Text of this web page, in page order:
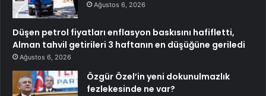
Ağustos 6, 2026
Düşen petrol fiyatları enflasyon baskısını hafifletti,
Alman tahvil getirileri 3 haftanın en düşüğüne geriledi
Ağustos 6, 2026
Özgür Özel’in yeni dokunulmazlık
fezlekesinde ne var?